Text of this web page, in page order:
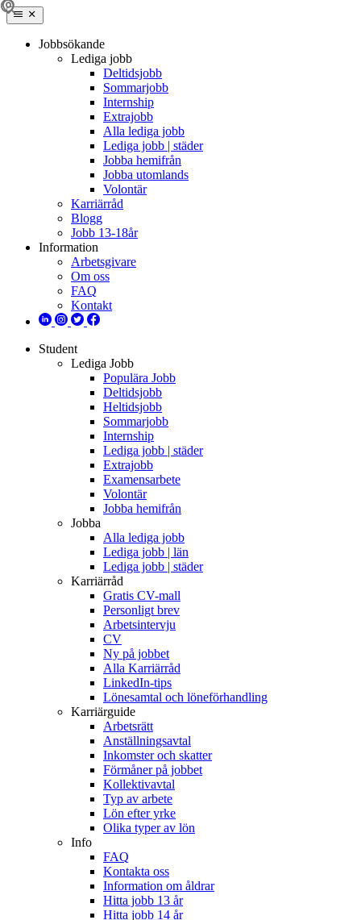
Jobbsökande
Lediga jobb
Deltidsjobb
Sommarjobb
Internship
Extrajobb
Alla lediga jobb
Lediga jobb | städer
Jobba hemifrån
Jobba utomlands
Volontär
Karriärråd
Blogg
Jobb 13-18år
Information
Arbetsgivare
Om oss
FAQ
Kontakt
Student
Lediga Jobb
Populära Jobb
Deltidsjobb
Heltidsjobb
Sommarjobb
Internship
Lediga jobb | städer
Extrajobb
Examensarbete
Volontär
Jobba hemifrån
Jobba
Alla lediga jobb
Lediga jobb | län
Lediga jobb | städer
Karriärråd
Gratis CV-mall
Personligt brev
Arbetsintervju
CV
Ny på jobbet
Alla Karriärråd
LinkedIn-tips
Lönesamtal och löneförhandling
Karriärguide
Arbetsrätt
Anställningsavtal
Inkomster och skatter
Förmåner på jobbet
Kollektivavtal
Typ av arbete
Lön efter yrke
Olika typer av lön
Info
FAQ
Kontakta oss
Information om åldrar
Hitta jobb 13 år
Hitta jobb 14 år